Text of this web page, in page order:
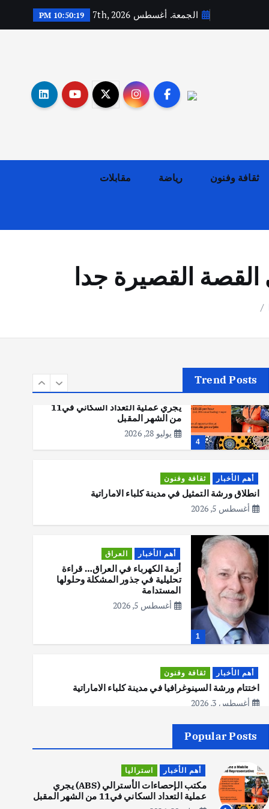
الجمعة. أغسطس 7th, 2026 10:50:20 PM
ثقافة وفنون رياضة مقابلات
القصة القصيرة جدا
Trend Posts
يوليو 30, 2026
4
مكتب الإحصاءات الأسترالي (ABS)
يجري عملية التعداد السكاني في11
من الشهر المقبل
يوليو 28, 2026
أهم الأخبار ثقافة وفنون
انطلاق ورشة التمثيل في مدينة كلباء الاماراتية
أغسطس 5, 2026
1
أهم الأخبار العراق
أزمة الكهرباء في العراق… قراءة
تحليلية في جذور المشكلة وحلولها
المستدامة
أغسطس 5, 2026
أهم الأخبار ثقافة وفنون
اختتام ورشة السينوغرافيا في مدينة كلباء الاماراتية
أغسطس 3, 2026
أهم الأخبار جاليات غير مصنف
قصة نجاح العراقي عمر الشمري الذي
اصبح بطلاً لأستراليا بلعبة كمال
الاجسام
يوليو 30, 2026
Popular Posts
أهم الأخبار استراليا
مكتب الإحصاءات الأسترالي (ABS) يجري
عملية التعداد السكاني في11 من الشهر المقبل